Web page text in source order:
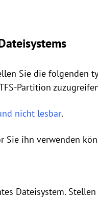
Sie die folgenden
Partition
nicht lesbar.
Sie ihn verwenden
Dateisystem.